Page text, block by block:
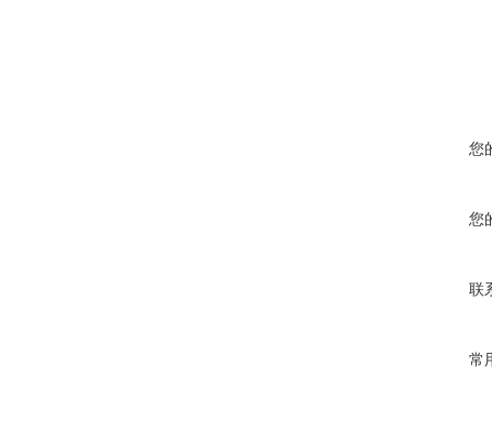
您
您
联
常